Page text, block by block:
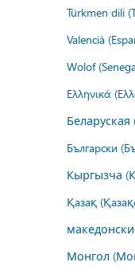
Türkmen dili
Valencià
Wolof
Ελληνικά
Беларуская
Български
Кыргызча
Қазақ
Монгол